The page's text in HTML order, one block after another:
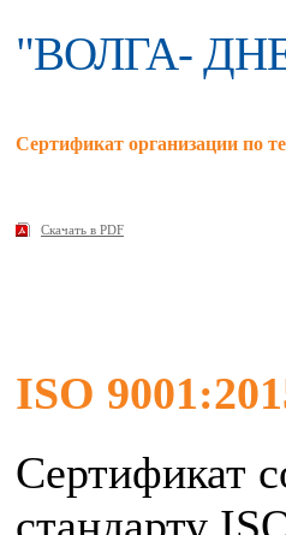
"ВОЛГА-
Сертификат организации по
Скачать в PDF
ISO
Сертификат
стандарту